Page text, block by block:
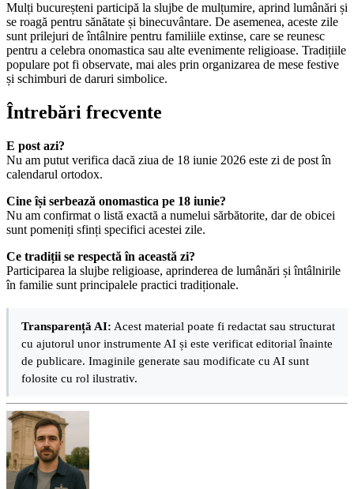
Mulți bucureșteni participă la slujbe de mulțumire, aprind lumânări și
se roagă pentru sănătate și binecuvântare. De asemenea, aceste zile
sunt prilejuri de întâlnire pentru familiile extinse, care se reunesc
pentru a celebra onomastica sau alte evenimente religioase. Tradițiile
populare pot fi observate, mai ales prin organizarea de mese festive
și schimburi de daruri simbolice.
Întrebări frecvente
E post azi?
Nu am putut verifica dacă ziua de 18 iunie 2026 este zi de post în
calendarul ortodox.
Cine își serbează onomastica pe 18 iunie?
Nu am confirmat o listă exactă a numelui sărbătorite, dar de obicei
sunt pomeniți sfinți specifici acestei zile.
Ce tradiții se respectă în această zi?
Participarea la slujbe religioase, aprinderea de lumânări și întâlnirile
în familie sunt principalele practici tradiționale.
Transparență AI: Acest material poate fi redactat sau structurat
cu ajutorul unor instrumente AI și este verificat editorial înainte
de publicare. Imaginile generate sau modificate cu AI sunt
folosite cu rol ilustrativ.